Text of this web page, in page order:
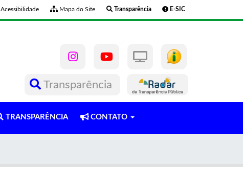
Acessibilidade Mapa do Site Transparência E-SIC
Transparência
TRANSPARÊNCIA CONTATO